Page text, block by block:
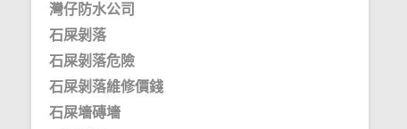
灣仔防水公司
石屎剝落
石屎剝落危險
石屎剝落維修價錢
石屎墻磚墻